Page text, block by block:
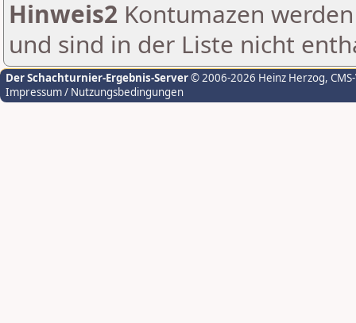
Hinweis2 Kontumazen
und sind in der Liste nicht
Der Schachturnier-Ergebnis-Server© 2006-2026 Heinz Herzog,
Impressum / Nutzungsbedingungen